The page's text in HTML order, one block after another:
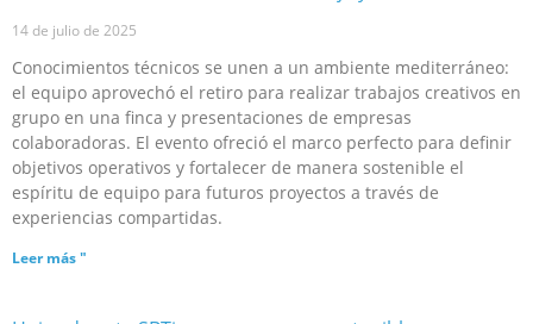
14 de julio de 2025
Conocimientos técnicos se unen a un ambiente mediterráneo:
el equipo aprovechó el retiro para realizar trabajos creativos en
grupo en una finca y presentaciones de empresas
colaboradoras. El evento ofreció el marco perfecto para definir
objetivos operativos y fortalecer de manera sostenible el
espíritu de equipo para futuros proyectos a través de
experiencias compartidas.
Leer más "